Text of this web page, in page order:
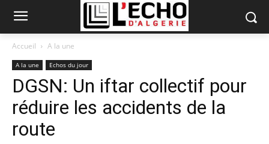
Accueil A la une
A la une Echos du jour
DGSN: Un iftar collectif pour
réduire les accidents de la
route